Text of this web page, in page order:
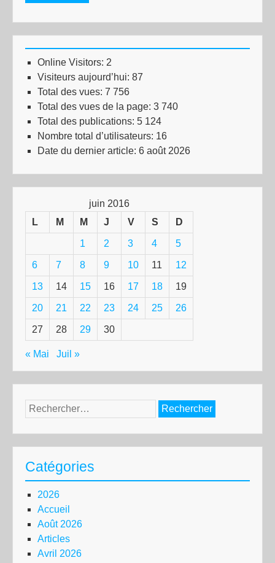
Online Visitors: 2
Visiteurs aujourd’hui: 87
Total des vues: 7 756
Total des vues de la page: 3 740
Total des publications: 5 124
Nombre total d’utilisateurs: 16
Date du dernier article: 6 août 2026
juin 2016
L
M M J V S D
1 2 3 4 5
6 7 8 9 10 11 12
13 14 15 16 17 18 19
20 21 22 23 24 25 26
27 28 29 30
« Mai Juil »
Rechercher :
Catégories
2026
Accueil
Août 2026
Articles
Avril 2026